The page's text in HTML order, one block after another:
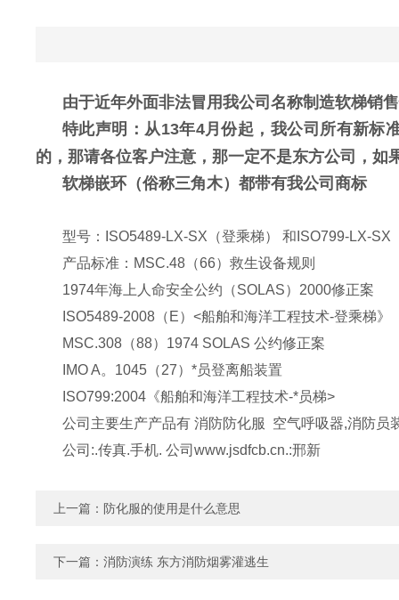
由于近年外面非法冒用我公司名称制造软梯销
特此声明：从13年4月份起，我公司所有新标
的，那请各位客户注意，那一定不是东方公司，
软梯嵌环（俗称三角木）都带有我公司商标
型号：ISO5489-LX-SX（登乘梯） 和ISO799-LX-SX
产品标准：MSC.48（66）救生设备规则
1974年海上人命安全公约（SOLAS）2000修正案
ISO5489-2008（E）<船舶和海洋工程技术-登乘梯》
MSC.308（88）1974 SOLAS 公约修正案
IMO A。1045（27）*员登离船装置
ISO799:2004《船舶和海洋工程技术-*员梯>
公司主要生产产品有 消防防化服 空气呼吸器,消防员
公司:.传真.手机. 公司www.jsdfcb.cn.:邢新
上一篇： 防化服的使用是什么意思
下一篇： 消防演练 东方消防烟雾灌逃生